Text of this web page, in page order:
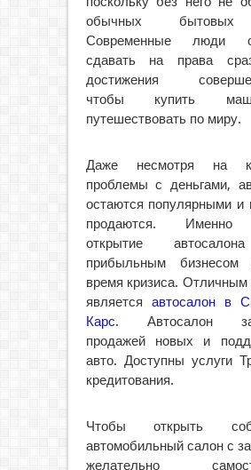
обычных бытовых
Современные люди
сдавать на права
достижения
чтобы купить
путешествовать по миру.
Даже несмотря на
проблемы с деньгами,
остаются популярными и
продаются. Именно
открытие
прибыльным
время кризиса.
является автосалон в
Карс. Автосалон
продажей новых и
авто. Доступны услуги
кредитования.
Чтобы открыть
автомобильный салон с
желательно